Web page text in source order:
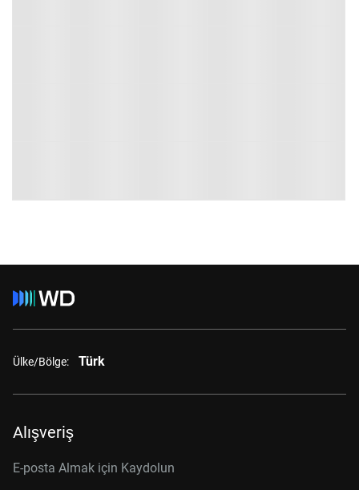
Ülke/Bölge: Türk
Alışveriş
E-posta Almak için Kaydolun